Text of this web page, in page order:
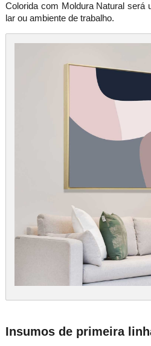
Colorida com Moldura Natural será
lar ou ambiente de trabalho.
Insumos de primeira